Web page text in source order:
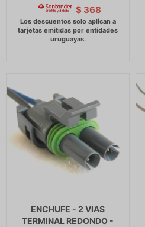
$ 368
ENCHUFE - 2 VIAS
TERMINAL REDONDO -